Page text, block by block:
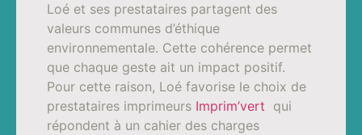
Loé et ses prestataires partagent des
valeurs communes d’éthique
environnementale. Cette cohérence permet
que chaque geste ait un impact positif.
Pour cette raison, Loé favorise le choix de
prestataires imprimeurs Imprim’vert qui
répondent à un cahier des charges